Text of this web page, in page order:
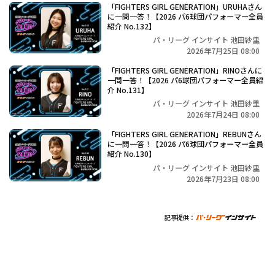
「FIGHTERS GIRL GENERATION」URUHAさん
に一問一答！【2026 パ6球団パフォーマー全員
紹介 No.132】
パ・リーグ インサイト 池田紗里
2026年7月25日 08:00
「FIGHTERS GIRL GENERATION」RINOさんに
一問一答！【2026 パ6球団パフォーマー全員紹
介 No.131】
パ・リーグ インサイト 池田紗里
2026年7月24日 08:00
「FIGHTERS GIRL GENERATION」REBUNさん
に一問一答！【2026 パ6球団パフォーマー全員
紹介 No.130】
パ・リーグ インサイト 池田紗里
2026年7月23日 08:00
記事提供：